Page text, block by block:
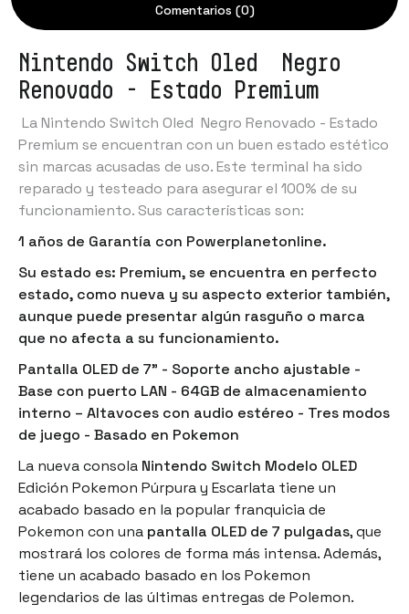
Comentarios (0)
Nintendo Switch Oled Negro
Renovado - Estado Premium
La Nintendo Switch Oled Negro Renovado - Estado
Premium se encuentran con un buen estado estético
sin marcas acusadas de uso. Este terminal ha sido
reparado y testeado para asegurar el 100% de su
funcionamiento. Sus características son:
1 años de Garantía con Powerplanetonline.
Su estado es: Premium, se encuentra en perfecto
estado, como nueva y su aspecto exterior también,
aunque puede presentar algún rasguño o marca
que no afecta a su funcionamiento.
Pantalla OLED de 7” - Soporte ancho ajustable -
Base con puerto LAN - 64GB de almacenamiento
interno – Altavoces con audio estéreo - Tres modos
de juego - Basado en Pokemon
La nueva consola Nintendo Switch Modelo OLED
Edición Pokemon Púrpura y Escarlata tiene un
acabado basado en la popular franquicia de
Pokemon con una pantalla OLED de 7 pulgadas, que
mostrará los colores de forma más intensa. Además,
tiene un acabado basado en los Pokemon
legendarios de las últimas entregas de Polemon.